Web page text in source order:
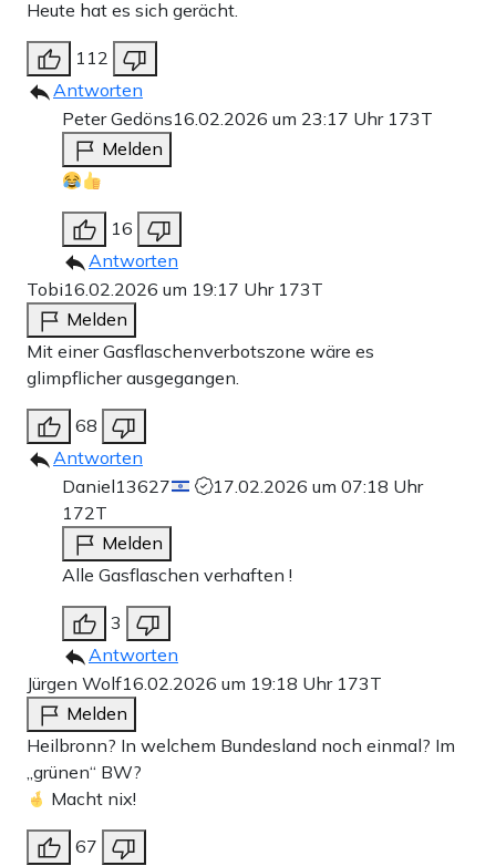
Heute hat es sich gerächt.
112
Antworten
Peter Gedöns16.02.2026 um 23:17 Uhr 173T
Melden
16
Antworten
Tobi16.02.2026 um 19:17 Uhr 173T
Melden
Mit einer Gasflaschenverbotszone wäre es
glimpflicher ausgegangen.
68
Antworten
Daniel13627
17.02.2026 um 07:18 Uhr
172T
Melden
Alle Gasflaschen verhaften !
3
Antworten
Jürgen Wolf16.02.2026 um 19:18 Uhr 173T
Melden
Heilbronn? In welchem Bundesland noch einmal? Im
„grünen“ BW?
Macht nix!
67